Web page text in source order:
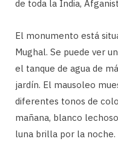
de toda la India,
El monumento está
Mughal. Se puede ver
el tanque de agua de
jardín. El mausoleo
diferentes tonos de
mañana, blanco
luna brilla por la noche.